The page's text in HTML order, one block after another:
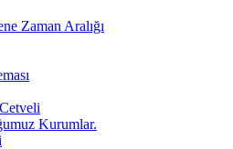
Zaman Aralığı
Kurumlar.